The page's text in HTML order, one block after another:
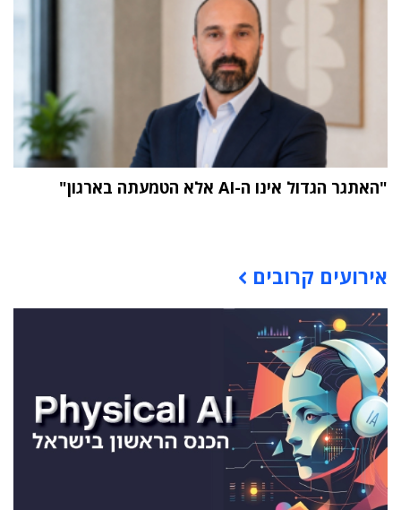
"האתגר הגדול אינו ה-AI אלא הטמעתה בארגון"
אירועים קרובים